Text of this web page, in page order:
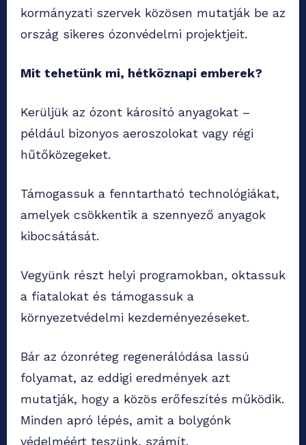
kormányzati szervek közösen mutatják be az
ország sikeres ózonvédelmi projektjeit.
Mit tehetünk mi, hétköznapi emberek?
Kerüljük az ózont károsító anyagokat –
például bizonyos aeroszolokat vagy régi
hűtőközegeket.
Támogassuk a fenntartható technológiákat,
amelyek csökkentik a szennyező anyagok
kibocsátását.
Vegyünk részt helyi programokban, oktassuk
a fiatalokat és támogassuk a
környezetvédelmi kezdeményezéseket.
Bár az ózonréteg regenerálódása lassú
folyamat, az eddigi eredmények azt
mutatják, hogy a közös erőfeszítés működik.
Minden apró lépés, amit a bolygónk
védelméért teszünk, számít.